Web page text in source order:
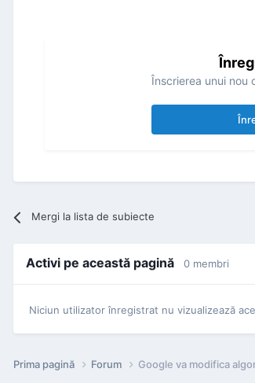
Înscrierea unui nou
Mergi la lista de subiecte
Activi pe această pagină 0 membri
Niciun utilizator înregistrat nu vizualizează
Prima pagină Forum Google va modifica